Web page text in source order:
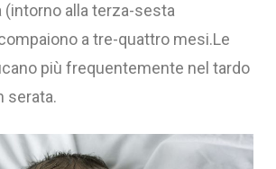
(intorno alla terza-sesta
a tre-quattro mesi.Le
più frequentemente nel tardo
serata.